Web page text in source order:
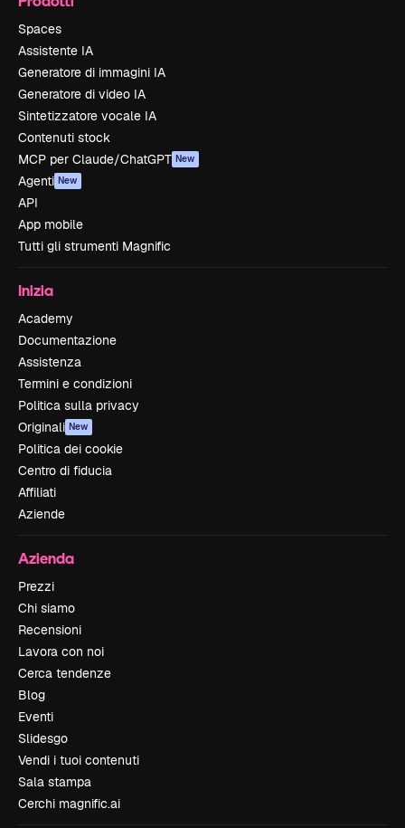
Spaces
Assistente IA
Generatore di immagini IA
Generatore di video IA
Sintetizzatore vocale IA
Contenuti stock
MCP per Claude/ChatGPT New
Agenti New
API
App mobile
Tutti gli strumenti Magnific
Inizia
Academy
Documentazione
Assistenza
Termini e condizioni
Politica sulla privacy
Originali New
Politica dei cookie
Centro di fiducia
Affiliati
Aziende
Azienda
Prezzi
Chi siamo
Recensioni
Lavora con noi
Cerca tendenze
Blog
Eventi
Slidesgo
Vendi i tuoi contenuti
Sala stampa
Cerchi magnific.ai